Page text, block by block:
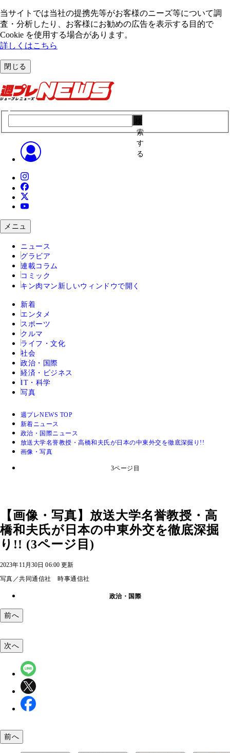
当サイトでは当社の提携先等がお客様のニーズ等について調
査・分析したり、お客様にお勧めの広告を表⽰する⽬的で
Cookie を使⽤する場合があります。
詳しくはこちら
閉じる
索
す
る
メニュ
ニュース
グラビア
連載コラム
コミック
キン肉マン 新しいウィンドウで開く
新着
エンタメ
スポーツ
クルマ
ライフ・文化
社会
政治・国際
経済・ビジネス
IT・科学
写真
週プレNEWS TOP
新着ニュース
政治・国際ニュース
放送大学名誉教授・高橋和夫氏が日本の中東外交を徹底深掘り!!
画像・写真
3ページ目
【画像・写真】放送大学名誉教授・高
橋和夫氏が日本の中東外交を徹底深掘
り!! (3ページ目)
2023年11月30日 06:00 更新
写真／共同通信社 時事通信社
政治・国際
前へ
次へ
前へ